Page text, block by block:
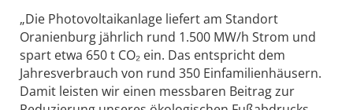
„Die Photovoltaikanlage liefert am Standort
Oranienburg jährlich rund 1.500 MW/h Strom und
spart etwa 650 t CO₂ ein. Das entspricht dem
Jahresverbrauch von rund 350 Einfamilienhäusern.
Damit leisten wir einen messbaren Beitrag zur